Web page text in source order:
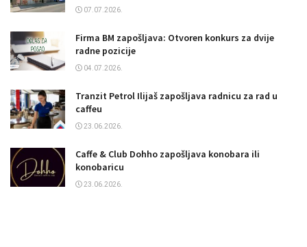
07.07.2026.
Firma BM zapošljava: Otvoren konkurs za dvije
radne pozicije
04.07.2026.
Tranzit Petrol Ilijaš zapošljava radnicu za rad u
caffeu
23.06.2026.
Caffe & Club Dohho zapošljava konobara ili
konobaricu
23.06.2026.